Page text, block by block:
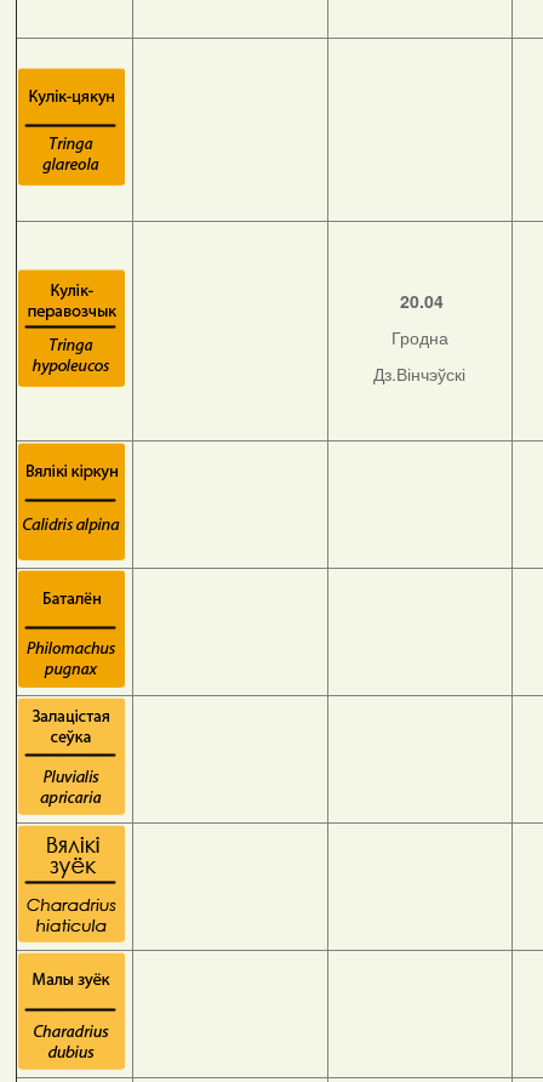
20.04
Гродна
Дз.Вінчэўскі